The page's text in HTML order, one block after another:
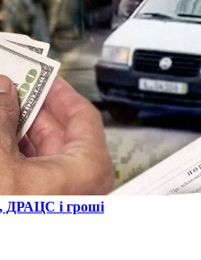
ДРАЦС і гроші